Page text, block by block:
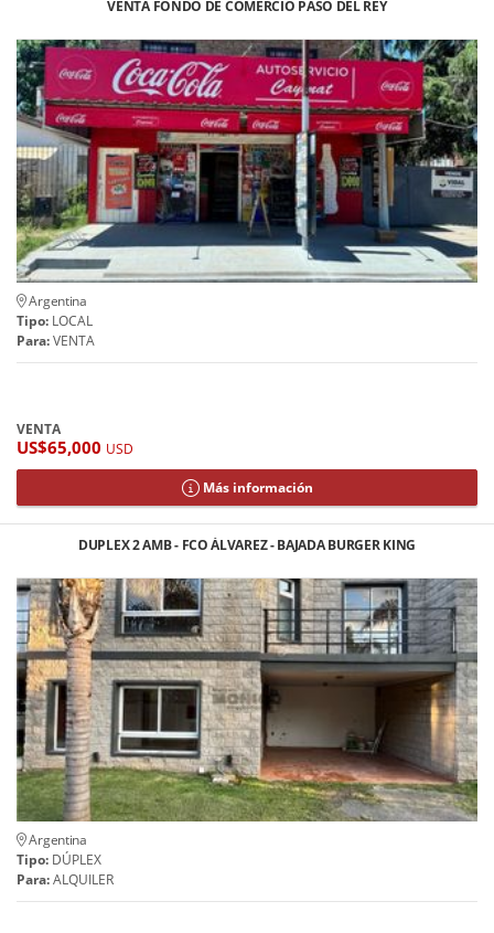
VENTA FONDO DE COMERCIO PASO DEL REY
Argentina
Tipo: LOCAL
Para:VENTA
VENTA
US$65,000 USD
Más información
DUPLEX 2 AMB - FCO ÁLVAREZ - BAJADA BURGER KING
Argentina
Tipo: DÚPLEX
Para:ALQUILER